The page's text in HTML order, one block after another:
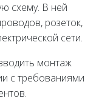
схему. В ней
розеток,
сети.
монтаж
с требованиями